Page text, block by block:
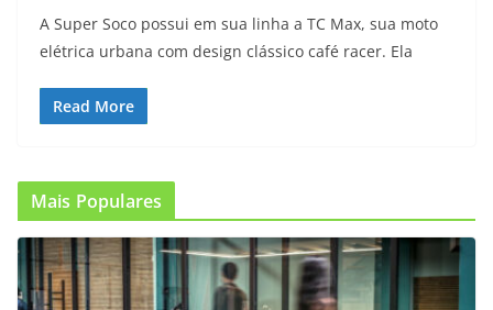
A Super Soco possui em sua linha a TC Max, sua moto
elétrica urbana com design clássico café racer. Ela
Read More
Mais Populares